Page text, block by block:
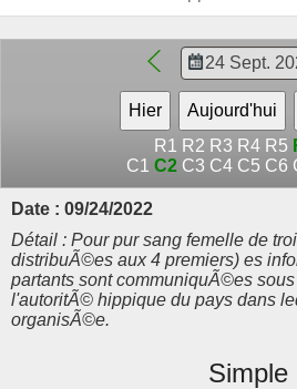
R1 R2 R3 R4 R5
C1 C2 C3 C4 C5 C6
Date : 09/24/2022
Détail : Pour pur sang femelle de
distribuÃ©es aux 4 premiers) es
partants sont communiquÃ©es
l'autoritÃ© hippique du pays dans
organisÃ©e.
Simple